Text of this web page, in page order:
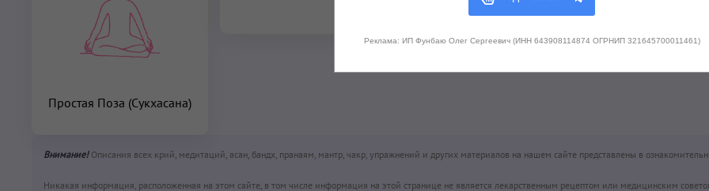
Простая Поза (Сукхасана)
Внимание!Описания всех крий, медитаций, асан, бандх, пранаям, мантр, чакр, упражнений и других материалов на нашем сайте представлены в
Никакая информация, расположенная на этом сайте, в том числе информация на этой странице не является лекарственным рецептом или медицинским
Реклама: ИП Фунбаю Олег Сергеевич (ИНН 643908114874 ОГРНИП 321645700011461)